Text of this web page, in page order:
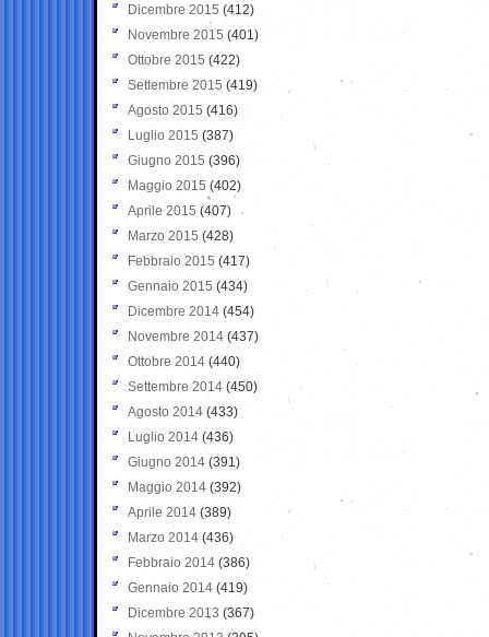
Dicembre 2015 (412)
Novembre 2015 (401)
Ottobre 2015 (422)
Settembre 2015 (419)
Agosto 2015 (416)
Luglio 2015 (387)
Giugno 2015 (396)
Maggio 2015 (402)
Aprile 2015 (407)
Marzo 2015 (428)
Febbraio 2015 (417)
Gennaio 2015 (434)
Dicembre 2014 (454)
Novembre 2014 (437)
Ottobre 2014 (440)
Settembre 2014 (450)
Agosto 2014 (433)
Luglio 2014 (436)
Giugno 2014 (391)
Maggio 2014 (392)
Aprile 2014 (389)
Marzo 2014 (436)
Febbraio 2014 (386)
Gennaio 2014 (419)
Dicembre 2013 (367)